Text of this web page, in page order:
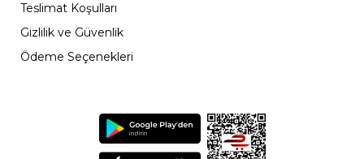
Teslimat Koşulları
Gizlilik ve Güvenlik
Ödeme Seçenekleri